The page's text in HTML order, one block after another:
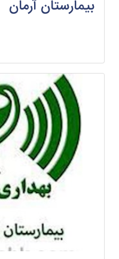
بیمارستان آرمان